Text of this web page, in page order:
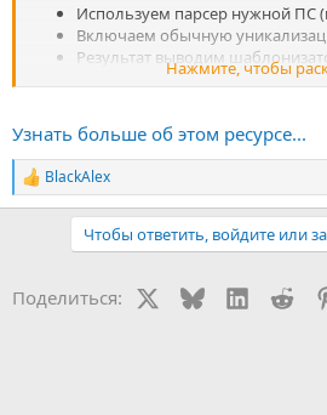
Используем парсер нужной ПС
Включаем обычную
Результат выводим
в Начальном тексте
домену
в Общем...
Нажмите, чтобы
Узнать больше об этом ресурсе...
Р
е
и
BlackAlex
Чтобы ответить, войдите или
Поделиться: BlueskyLinkedIn